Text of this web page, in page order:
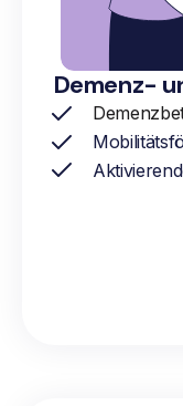
Demenz-